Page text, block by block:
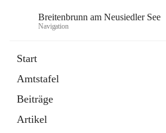
Breitenbrunn am Neusiedler See
Navigation
Start
Amtstafel
Beiträge
Artikel
18 Schnellzugriffe
Gemeindeservice